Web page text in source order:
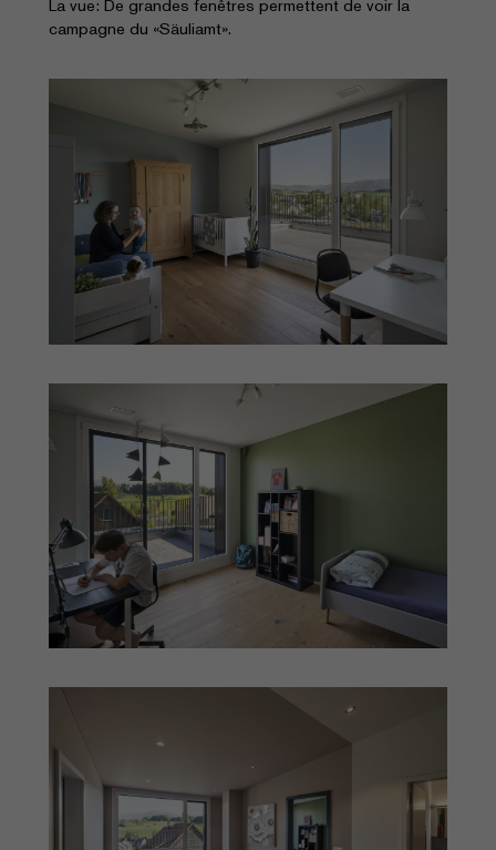
La vue: De grandes fenêtres permettent de voir la
campagne du «Säuliamt».